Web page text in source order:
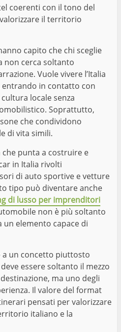
coerenti con il tono del
il territorio
capito che chi sceglie
non cerca soltanto
Vuole vivere l’Italia
in contatto con
locale senza
Soprattutto,
che condividono
di vita simili.
che punta a costruire e
in Italia rivolti
di auto sportive e vetture
tipo può diventare anche
di lusso per imprenditori
non è più soltanto
un elemento capace di
un concetto piuttosto
essere soltanto il mezzo
ma uno degli
Il valore del format
pensati per valorizzare
italiano e la